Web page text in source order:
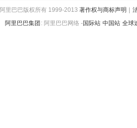
阿里巴巴版权所有 1999-2013 著作权与商标声明
阿里巴巴集团 : 阿里巴巴网络 -国际站 中国站 全球